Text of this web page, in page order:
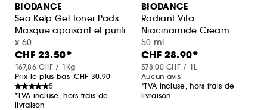
BIODANCE
Sea Kelp Gel Toner Pads
Masque apaisant et purifiant
x 60
CHF 23.50*
167,86 CHF / 1Kg
Prix le plus bas :CHF 30.90
5
*TVA incluse, hors frais de
livraison
BIODANCE
Radiant Vita
Niacinamide Cream
Crème illuminatrice et
50 ml
CHF 28.90*
578,00 CHF / 1L
Aucun avis
*TVA incluse, hors frais de
livraison